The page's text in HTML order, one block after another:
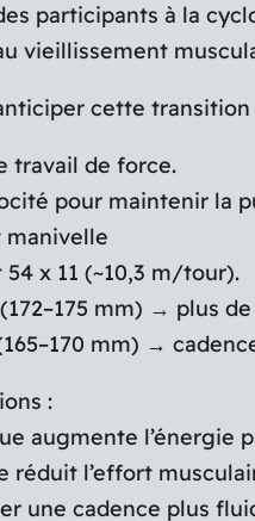
participants à la
vieillissement
cette transition
travail de force.
pour maintenir la
manivelle
x 11 (~10,3 m/tour).
mm) → plus
mm) →
:
augmente l’énergie
réduit l’effort
une cadence plus